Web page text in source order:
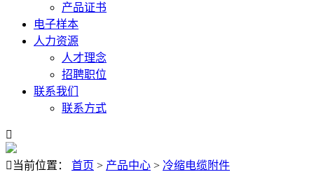
产品证书
电子样本
人力资源
人才理念
招聘职位
联系我们
联系方式

 当前位置： 首页 > 产品中心 > 冷缩电缆附件